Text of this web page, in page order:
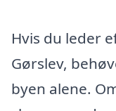
Hvis du leder
Gørslev,
byen alene.